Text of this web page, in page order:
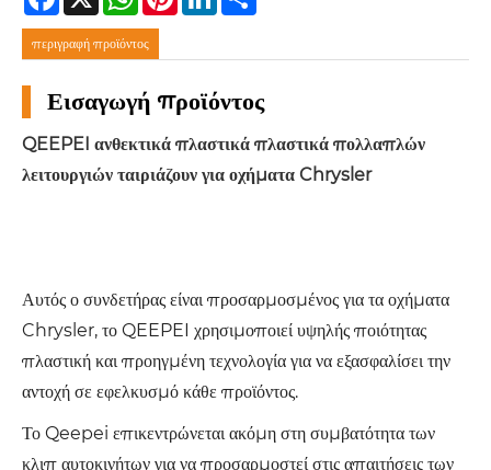
περιγραφή προϊόντος
Εισαγωγή προϊόντος
QEEPEI ανθεκτικά πλαστικά πλαστικά πολλαπλών
λειτουργιών ταιριάζουν για οχήματα Chrysler
Αυτός ο συνδετήρας είναι προσαρμοσμένος για τα οχήματα
Chrysler, το QEEPEI χρησιμοποιεί υψηλής ποιότητας
πλαστική και προηγμένη τεχνολογία για να εξασφαλίσει την
αντοχή σε εφελκυσμό κάθε προϊόντος.
Το Qeepei επικεντρώνεται ακόμη στη συμβατότητα των
κλιπ αυτοκινήτων για να προσαρμοστεί στις απαιτήσεις των